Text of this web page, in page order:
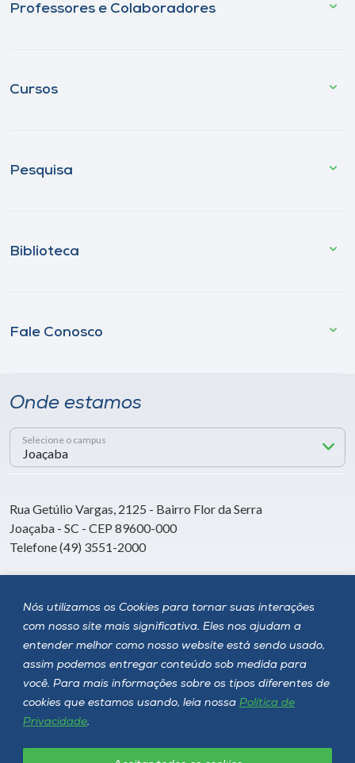
Nós utilizamos os Cookies para tornar suas interações
com nosso site mais significativa. Eles nos ajudam a
entender melhor como nosso website está sendo usado,
assim podemos entregar conteúdo sob medida para
você. Para mais informações sobre os tipos diferentes de
cookies que estamos usando, leia nossa Política de
Privacidade.
Professores e Colaboradores
Cursos
Pesquisa
Biblioteca
Fale Conosco
Onde estamos
Selecione o campus
Rua Getúlio Vargas, 2125 - Bairro Flor da Serra
Joaçaba - SC - CEP 89600-000
Telefone (49) 3551-2000
Siga a Unoesc